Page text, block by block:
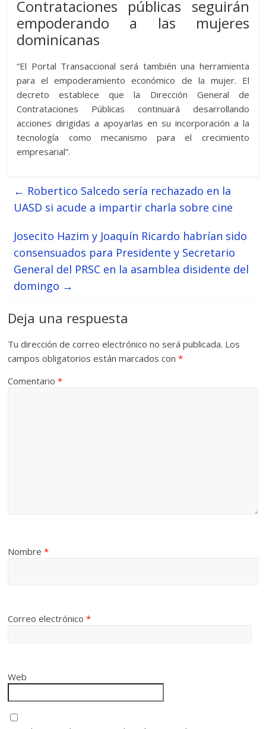
Contrataciones públicas seguirán
empoderando a las mujeres
dominicanas
“El Portal Transaccional será también una herramienta
para el empoderamiento económico de la mujer. El
decreto establece que la Dirección General de
Contrataciones Públicas continuará desarrollando
acciones dirigidas a apoyarlas en su incorporación a la
tecnología como mecanismo para el crecimiento
empresarial”.
← Robertico Salcedo sería rechazado en la
UASD si acude a impartir charla sobre cine
Josecito Hazim y Joaquín Ricardo habrían sido
consensuados para Presidente y Secretario
General del PRSC en la asamblea disidente del
domingo →
Deja una respuesta
Tu dirección de correo electrónico no será publicada. Los
campos obligatorios están marcados con*
Comentario*
Nombre*
Correo electrónico*
Web